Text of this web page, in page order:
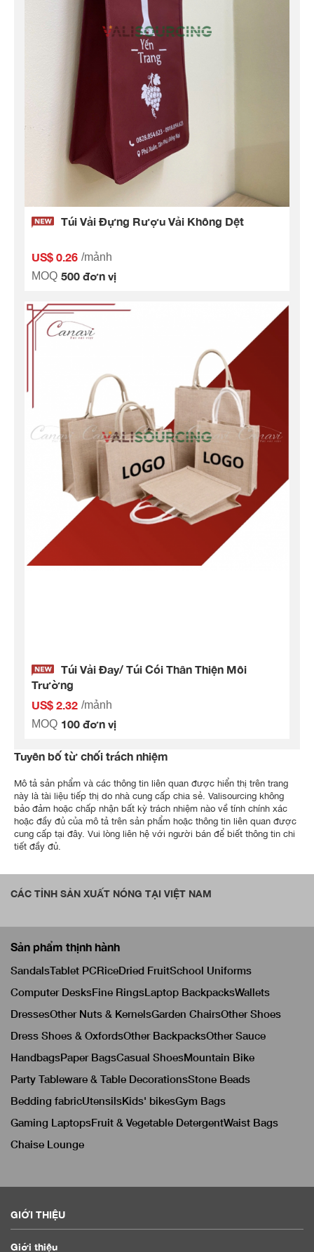
Túi Vải Đựng Rượu Vải Không Dệt
US$ 0.26 /mảnh
MOQ 500 đơn vị
Túi Vải Đay/ Túi Cói Thân Thiện Môi
Trường
US$ 2.32 /mảnh
MOQ 100 đơn vị
Tuyên bố từ chối trách nhiệm
Mô tả sản phẩm và các thông tin liên quan được hiển thị trên trang
này là tài liệu tiếp thị do nhà cung cấp chia sẻ. Valisourcing không
bảo đảm hoặc chấp nhận bất kỳ trách nhiệm nào về tính chính xác
hoặc đầy đủ của mô tả trên sản phẩm hoặc thông tin liên quan được
cung cấp tại đây. Vui lòng liên hệ với người bán để biết thông tin chi
tiết đầy đủ.
CÁC TỈNH SẢN XUẤT NÓNG TẠI VIỆT NAM
Sản phẩm thịnh hành
SandalsTablet PCRiceDried FruitSchool Uniforms
Computer DesksFine RingsLaptop BackpacksWallets
DressesOther Nuts & KernelsGarden ChairsOther Shoes
Dress Shoes & OxfordsOther BackpacksOther Sauce
HandbagsPaper BagsCasual ShoesMountain Bike
Party Tableware & Table DecorationsStone Beads
Bedding fabricUtensilsKids' bikesGym Bags
Gaming LaptopsFruit & Vegetable DetergentWaist Bags
Chaise Lounge
GIỚI THIỆU
Giới thiệu